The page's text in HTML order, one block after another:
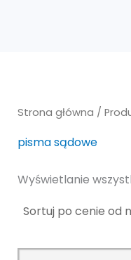
Strona główna /
pisma sądowe
Wyświetlanie